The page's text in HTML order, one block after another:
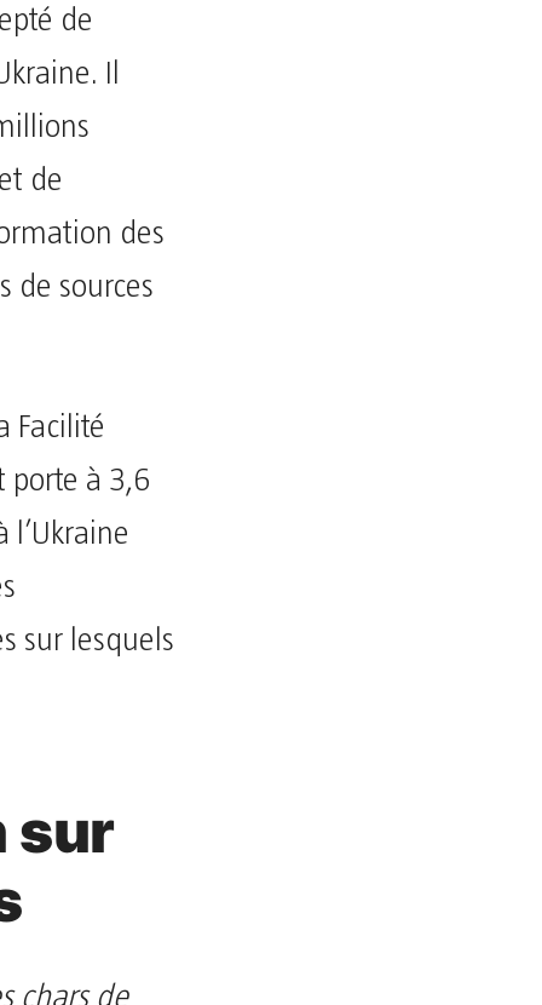
de
Il
de
des
de sources
Facilité
porte à 3,6
l’Ukraine
sur lesquels
sur
chars de